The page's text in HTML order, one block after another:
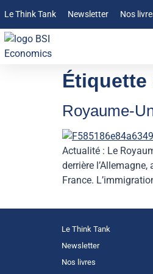
Le Think Tank Newsletter Nos
Étiquette
Royaume-
Actualité : Le
derrière
France.
Le Think Tank
Newsletter
Nos livres